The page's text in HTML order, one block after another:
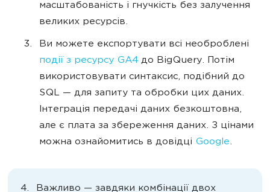
масштабованість і гнучкість без залучення
великих ресурсів.
Ви можете експортувати всі необроблені
події з ресурсу GA4 до BigQuery. Потім
використовувати синтаксис, подібний до
SQL — для запиту та обробки цих даних.
Інтеграція передачі даних безкоштовна,
але є плата за збереження даних. З цінами
можна ознайомитись в довідці Google.
Важливо — завдяки комбінації двох